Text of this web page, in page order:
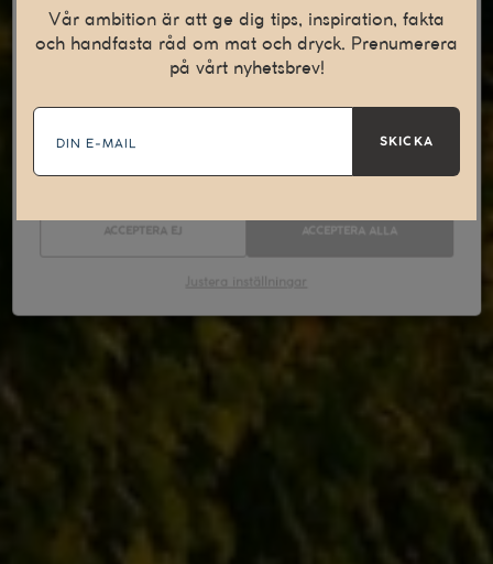
Vår ambition är att ge dig tips, inspiration, fakta
och handfasta råd om mat och dryck. Prenumerera
på vårt nyhetsbrev!
E-
mail SKICKA
internetupplevelse. Vi använder även denna teknik till att
samla in statistik och för att kunna leverera personliga
annonser på andra webbplatser till dig.Läs mer
ACCEPTERA EJ ACCEPTERA ALLA
Justera inställningar